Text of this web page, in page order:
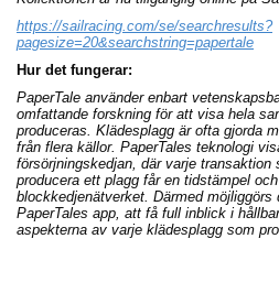
https://sailracing.com/se/searchresults?
pagesize=20&searchstring=papertale
Hur det fungerar:
PaperTale använder enbart vetenskap
omfattande forskning för att visa hela
produceras. Klädesplagg är ofta gjorda
från flera källor. PaperTales teknologi
försörjningskedjan, där varje transaktion
producera ett plagg får en tidstämpel
blockkedjenätverket. Därmed möjliggörs
PaperTales app, att få full inblick i
aspekterna av varje klädesplagg som